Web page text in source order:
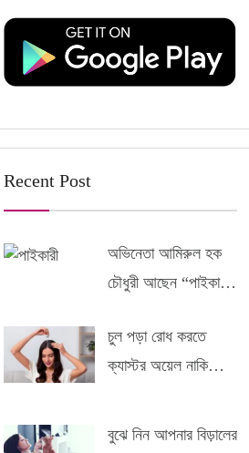
Recent Post
অভিনেতা আমিরুল হক
চৌধুরী আছেন “পাইকারী”
চুল পড়া রোধ করতে
ক্যাস্টর অয়েল নাকি
বুঝে নিন আপনার বিড়ালের